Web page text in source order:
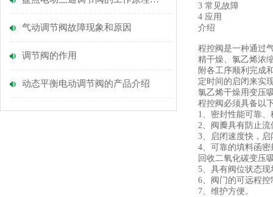
气动调节阀故障现象和原因
调节阀的作用
动态平衡电动调节阀的产品介绍
3 常见故障
4 应用
介绍
程控阀是一种通过
精干燥、氯乙烯浓
附各工序顺利完成
定时间的启闭来实
氯乙烯干燥用变压
程控阀必须具备以
1、密封性能可靠
2、阀瓣具有防止
3、启闭速度快，
4、可靠的填料函密
回收二氧化碳变压
5、具有阀位状态
6、阀门的可远程控
7、维护方便。